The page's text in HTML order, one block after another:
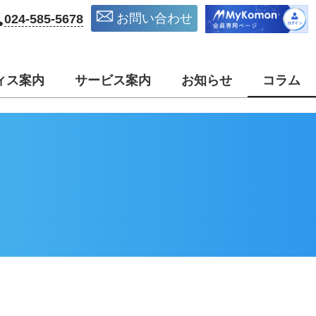
024-585-5678 お問い合わせ
ス案内 サービス案内 お知らせ コラム